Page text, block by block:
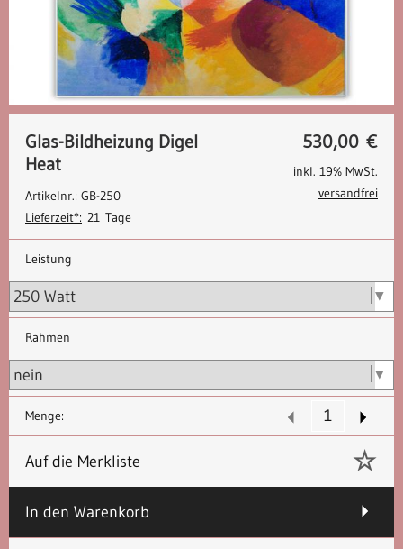
530,00 €
Glas-Bildheizung Digel
Heat
Artikelnr.: GB-250
Lieferzeit*: 21 Tage
inkl. 19% MwSt.
versandfrei
Leistung
Rahmen
Menge:
Auf die Merkliste
In den Warenkorb